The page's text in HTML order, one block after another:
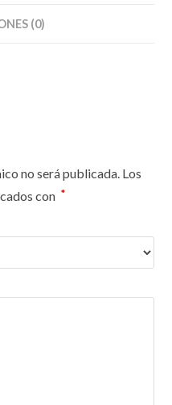
(0)
no será publicada. Los
con *